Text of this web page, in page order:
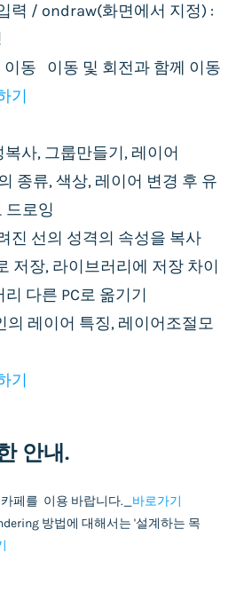
력 / ondraw(화면에서 지정) :
이동 이동 및 회전과 함께 이동
기
사, 그룹만들기, 레이어
종류, 색상, 레이어 변경 후 유
드로잉
진 선의 성격의 속성을 복사
저장, 라이브러리에 저장 차이
다른 PC로 옮기기
레이어 특징, 레이어조절모
기
안내.
페를 이용 바랍니다._ 바로가기
방법에 대해서는 '설계하는 목